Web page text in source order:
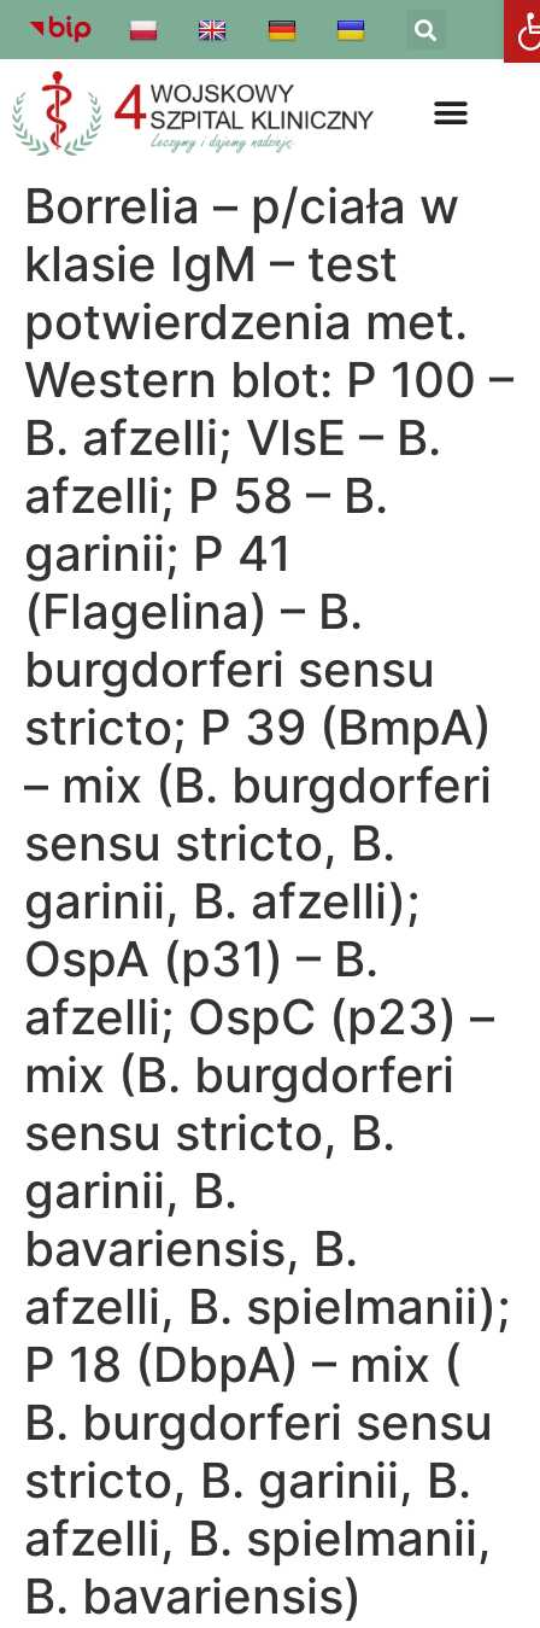
Borrelia – p/ciała w
klasie IgM – test
potwierdzenia met.
Western blot: P 100 –
B. afzelli; VlsE – B.
afzelli; P 58 – B.
garinii; P 41
(Flagelina) – B.
burgdorferi sensu
stricto; P 39 (BmpA)
– mix (B. burgdorferi
sensu stricto, B.
garinii, B. afzelli);
OspA (p31) – B.
afzelli; OspC (p23) –
mix (B. burgdorferi
sensu stricto, B.
garinii, B.
bavariensis, B.
afzelli, B. spielmanii);
P 18 (DbpA) – mix (
B. burgdorferi sensu
stricto, B. garinii, B.
afzelli, B. spielmanii,
B. bavariensis)